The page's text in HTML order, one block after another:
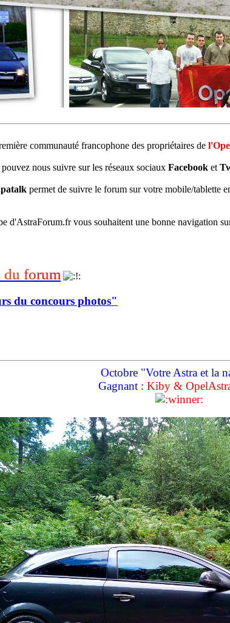
communauté francophone des propriétaires de
nous suivre sur les réseaux sociaux Facebooket
permet de suivre le forum sur votre mobile/tablette
d'AstraForum.fr vous souhaitent une bonne navigation
du forum
du concours photos"
Octobre "Votre Astra et la
Gagnant : Kiby &